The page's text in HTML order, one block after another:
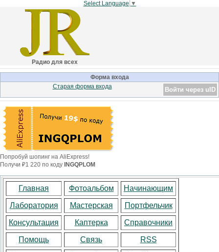
Select Language ▼
Радио для всех
Форма входа
Войти через uID
Старая форма входа
Попробуй шопинг на AliExpress!
Получи ₽1 220 по коду INGQPLOM
Главная Фотоальбом Начинающим
Лаборатория Мастерская Портфельчик
Консультация Каптерка Справочники
Помощь Связь RSS